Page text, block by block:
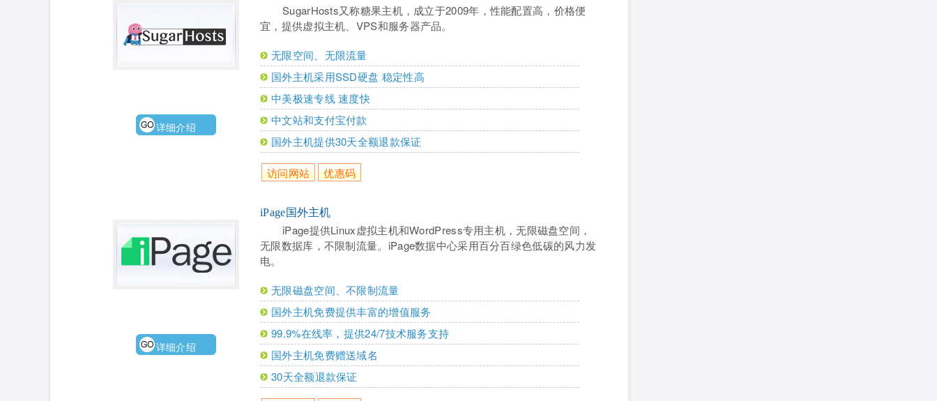
详细介绍
SugarHosts又称糖果主机，成立于2009年，性能配置高，价格便
宜，提供虚拟主机、VPS和服务器产品。
无限空间、无限流量
国外主机采用SSD硬盘 稳定性高
中美极速专线 速度快
中文站和支付宝付款
国外主机提供30天全额退款保证
访问网站 优惠码
详细介绍
iPage国外主机
iPage提供Linux虚拟主机和WordPress专用主机，无限磁盘空间，
无限数据库，不限制流量。iPage数据中心采用百分百绿色低碳的风力发
电。
无限磁盘空间、不限制流量
国外主机免费提供丰富的增值服务
99.9%在线率，提供24/7技术服务支持
国外主机免费赠送域名
30天全额退款保证